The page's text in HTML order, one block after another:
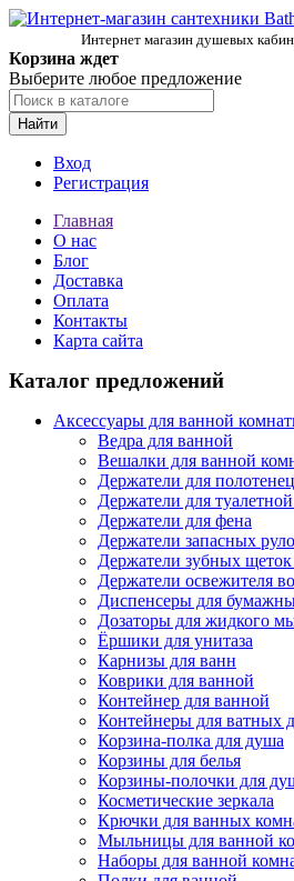
Интернет магазин душевых
Корзина ждет
Выберите любое предложение
Найти
Вход
Регистрация
Главная
О нас
Блог
Доставка
Оплата
Контакты
Карта сайта
Каталог предложений
Аксессуары для ванной
Ведра для ванной
Вешалки для ванной
Держатели для полотенец
Держатели для
Держатели для фена
Держатели запасных
Держатели зубных
Держатели освежителя
Диспенсеры для
Дозаторы для жидкого
Ёршики для унитаза
Карнизы для ванн
Коврики для ванной
Контейнер для ванной
Контейнеры для ватных
Корзина-полка для душа
Корзины для белья
Корзины-полочки для
Косметические зеркала
Крючки для ванных
Мыльницы для ванной
Наборы для ванной